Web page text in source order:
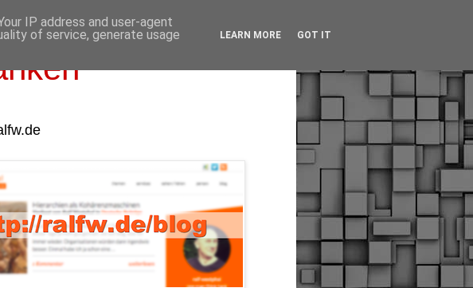
IP address and user-agent
of service, generate usage
LEARN MORE GOT IT